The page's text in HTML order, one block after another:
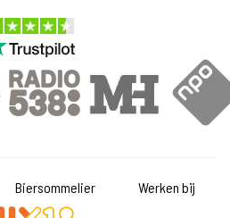
Biersommelier Werken bij